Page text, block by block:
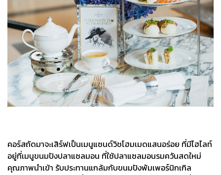
คอร์สถัดมาจะเสิร์ฟเป็นเมนูแซนด์วิชโฮมเมดแสนอร่อย ที่มีไฮไลท์
อยู่ที่เมนูขนมปังปลาแซลมอน ที่ใช้ปลาแซลมอนรมควันสดใหม่
คุณภาพนำเข้า รับประทานแกล้มกับขนมปังพัมเพอร์นิกเกิล